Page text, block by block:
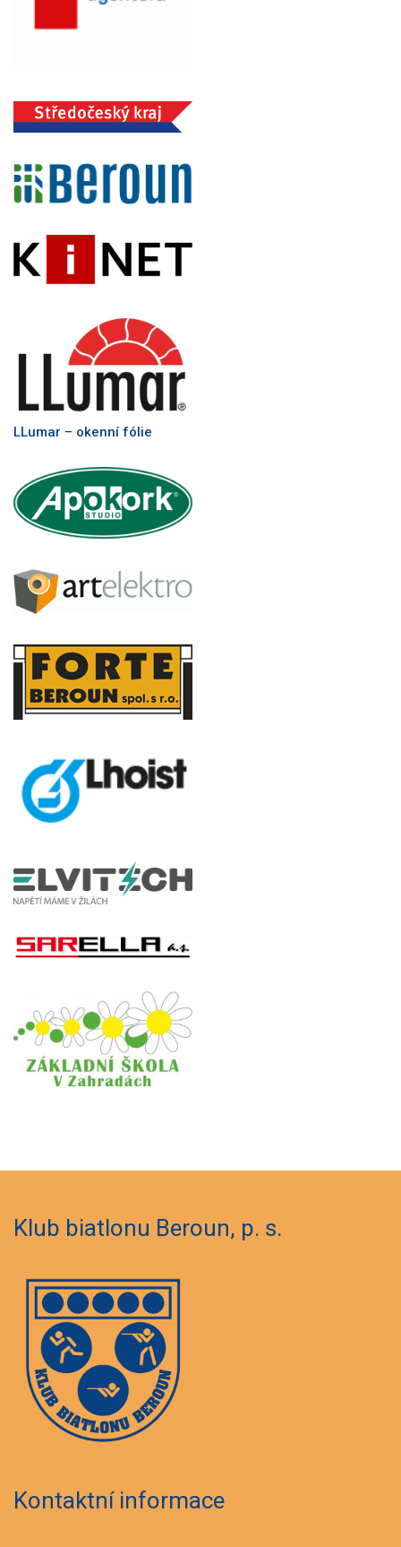
LLumar – okenní fólie
Klub biatlonu Beroun, p. s.
Kontaktní informace